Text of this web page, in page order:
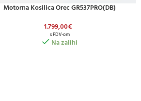
U KOŠARICU
Motorna Kosilica Orec GR537PRO(DB)
1.799,00€
s PDV-om
Na zalihi